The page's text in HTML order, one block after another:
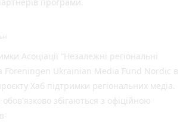
програми.
Асоціації “Незалежні регіональні
Foreningen Ukrainian Media Fund Nordic в
Хаб підтримки регіональних медіа.
збігаються з офіційною